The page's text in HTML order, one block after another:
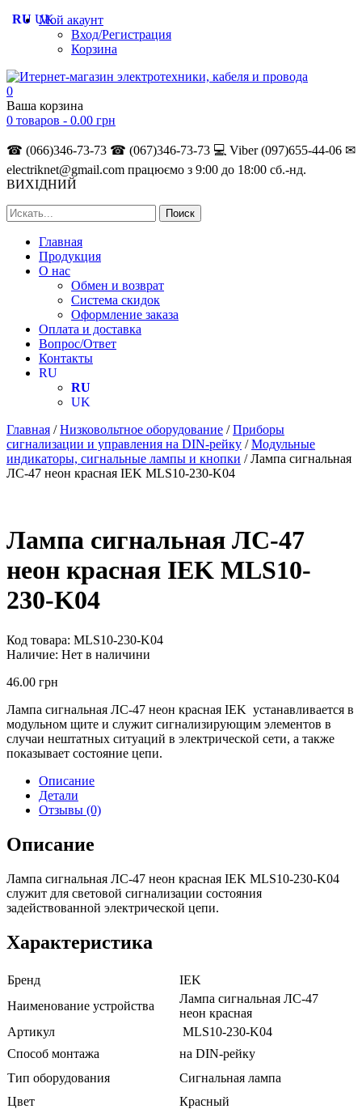
Мой акаунт
Вход/Регистрация
Корзина
0
Ваша корзина
0 товаров - 0.00 грн
☎ (066)346-73-73 ☎ (067)346-73-73 💻 Viber (097)655-44-06 ✉
electriknet@gmail.com працюємо з 9:00 до 18:00 сб.-нд.
ВИХІДНИЙ
Главная
Продукция
О нас
Обмен и возврат
Система скидок
Оформление заказа
Оплата и доставка
Вопрос/Ответ
Контакты
RU
RU
UK
Главная /Низковольтное оборудование /Приборы
сигнализации и управления на DIN-рейку /Модульные
индикаторы, сигнальные лампы и кнопки / Лампа сигнальная
ЛС-47 неон красная IEK MLS10-230-K04
Лампа сигнальная ЛС-47
неон красная IEK MLS10-
230-K04
Код товара: MLS10-230-K04
Наличие: Нет в наличини
46.00 грн
Лампа сигнальная ЛС-47 неон красная IEK устанавливается в
модульном щите и служит сигнализирующим элементов в
случаи нештатных ситуаций в электрической сети, а также
показывает состояние цепи.
Описание
Детали
Отзывы (0)
Описание
Лампа сигнальная ЛС-47 неон красная IEK MLS10-230-K04
служит для световой сигнализации состояния
задействованной электрической цепи.
Характеристика
Бренд
IEK
Наименование устройства
Лампа сигнальная ЛС-47
неон красная
Артикул
MLS10-230-K04
Способ монтажа
на DIN-рейку
Тип оборудования
Сигнальная лампа
Цвет
Красный
RU UK